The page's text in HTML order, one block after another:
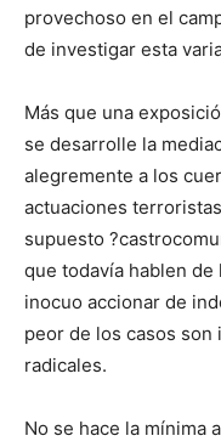
provechoso en el
de investigar esta
Más que una
se desarrolle la
alegremente a los
actuaciones
supuesto
que todavía hablen
inocuo accionar de
peor de los casos
radicales.
No se hace la mínima